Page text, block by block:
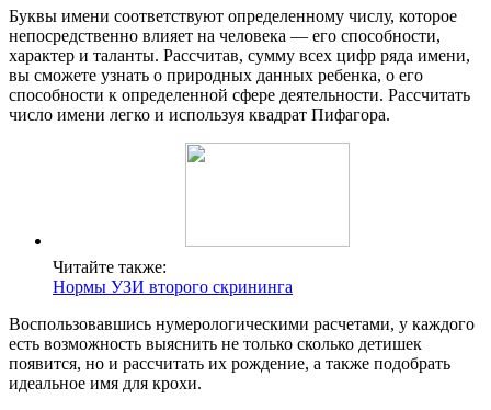
Буквы имени соответствуют определенному числу, которое
непосредственно влияет на человека — его способности,
характер и таланты. Рассчитав, сумму всех цифр ряда имени,
вы сможете узнать о природных данных ребенка, о его
способности к определенной сфере деятельности. Рассчитать
число имени легко и используя квадрат Пифагора.
Читайте также:
Нормы УЗИ второго скрининга
Воспользовавшись нумерологическими расчетами, у каждого
есть возможность выяснить не только сколько детишек
появится, но и рассчитать их рождение, а также подобрать
идеальное имя для крохи.